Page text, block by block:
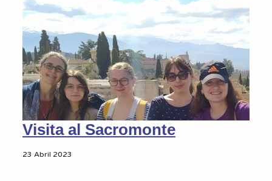
Visita al Sacromonte
23 Abril 2023